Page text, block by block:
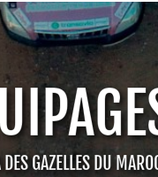
DES GAZELLES DU